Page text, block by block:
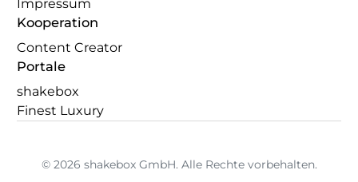
Impressum
Kooperation
Content Creator
Portale
shakebox
Finest Luxury
© 2026 shakebox GmbH. Alle Rechte vorbehalten.